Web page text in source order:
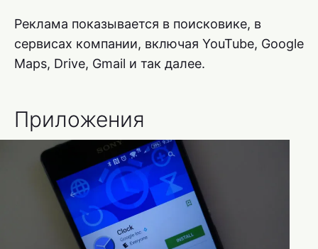
Реклама показывается в поисковике, в
сервисах компании, включая YouTube, Google
Maps, Drive, Gmail и так далее.
Приложения